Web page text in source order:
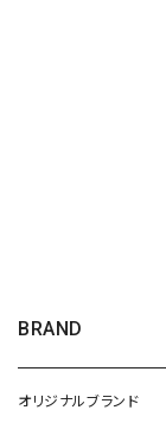
BRAND
オリジナルブランド